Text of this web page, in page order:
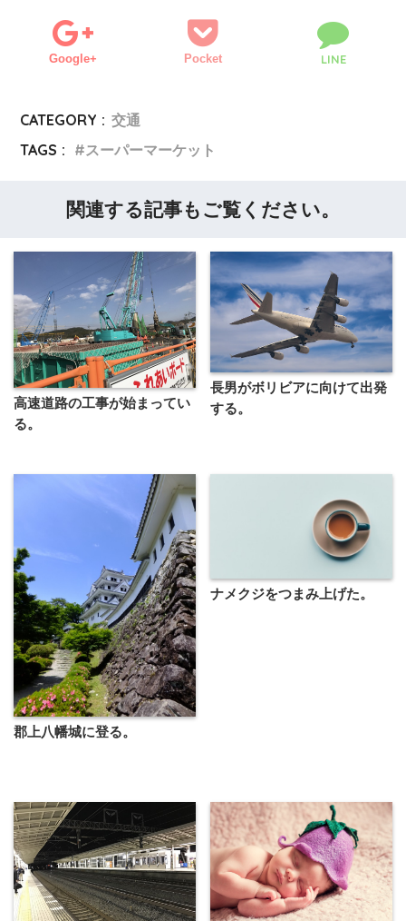
Google+ Pocket LINE
CATEGORY : 交通
TAGS :
スーパーマーケット
関連する記事もご覧ください。
高速道路の工事が始まってい
る。
長男がボリビアに向けて出発
する。
郡上八幡城に登る。
ナメクジをつまみ上げた。